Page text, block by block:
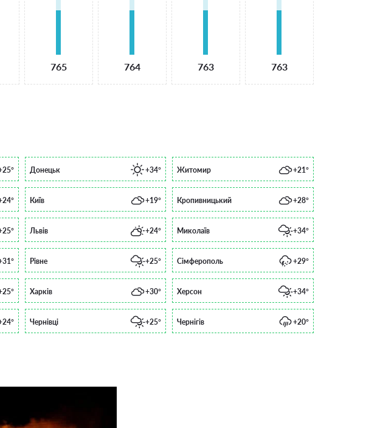
765 764 763 763
Донецьк +34° Житомир +21°
Київ +19° Кропивницький +28°
Львів +24° Миколаїв +34°
Рівне +25° Сімферополь +29°
Харків +30° Херсон +34°
Чернівці +25° Чернігів +20°